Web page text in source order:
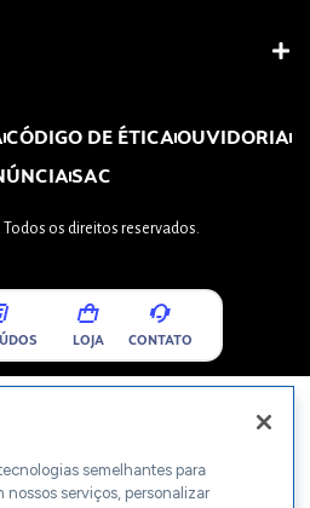
CÓDIGO DE ÉTICAOUVIDORIA
SAC
Todos os direitos reservados.
LOJA CONTATO
semelhantes para
nossos serviços, personalizar